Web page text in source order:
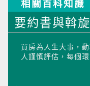
相關百科知識
要約書與斡
買房為人生大事，
人謹慎評估，每個